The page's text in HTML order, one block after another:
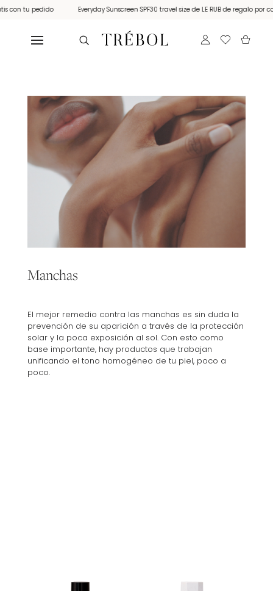
Everyday Sunscreen SPF30 travel size de LE RUB de regalo por compras
Manchas
El mejor remedio contra las manchas es sin duda la
prevención de su aparición a través de la protección
solar y la poca exposición al sol. Con esto como
base importante, hay productos que trabajan
unificando el tono homogéneo de tu piel, poco a
poco.